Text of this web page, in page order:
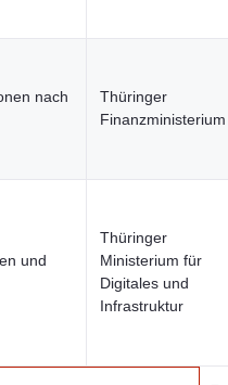
nach
Thüringer
Finanzministerium
und
Thüringer
Ministerium für
Digitales und
Infrastruktur